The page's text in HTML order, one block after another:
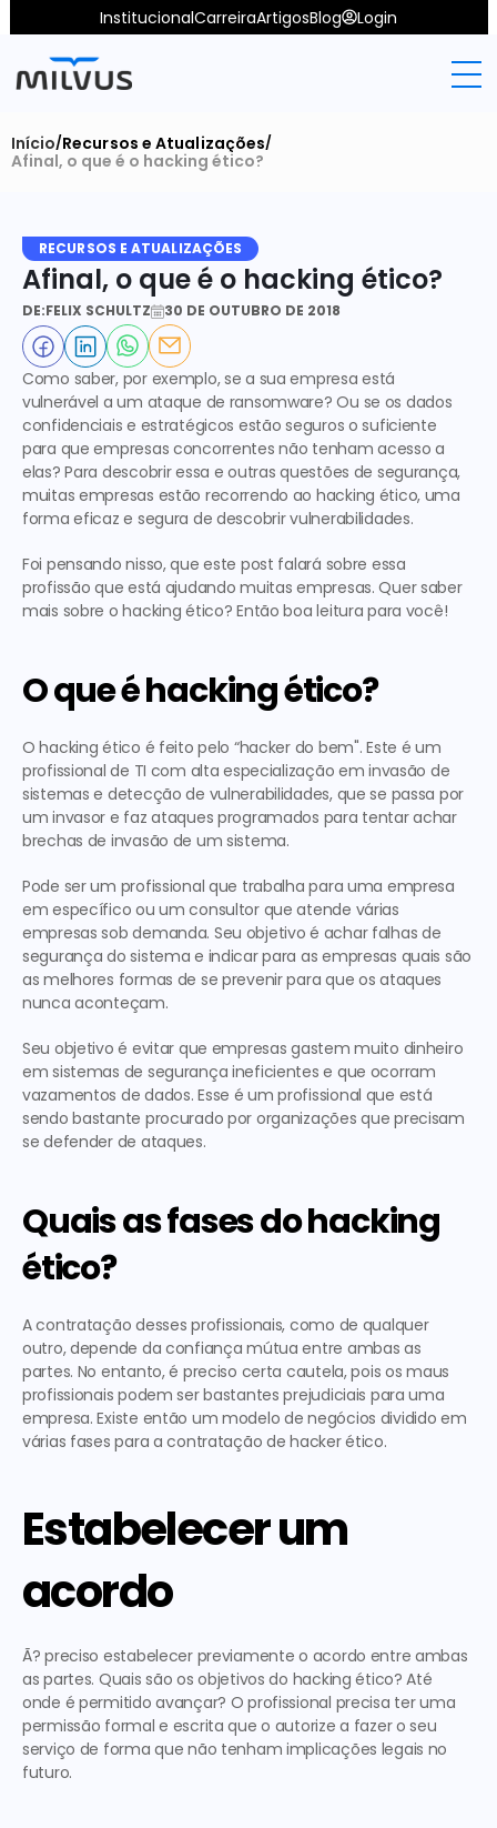
InstitucionalCarreiraArtigosBlog Login
Início/Recursos e Atualizações/
Afinal, o que é o hacking ético?
RECURSOS E ATUALIZAÇÕES
Afinal, o que é o hacking ético?
DE:FELIX SCHULTZ 30 DE OUTUBRO DE 2018
Como saber, por exemplo, se a sua empresa está
vulnerável a um ataque de ransomware? Ou se os dados
confidenciais e estratégicos estão seguros o suficiente
para que empresas concorrentes não tenham acesso a
elas? Para descobrir essa e outras questões de segurança,
muitas empresas estão recorrendo ao hacking ético, uma
forma eficaz e segura de descobrir vulnerabilidades.
Foi pensando nisso, que este post falará sobre essa
profissão que está ajudando muitas empresas. Quer saber
mais sobre o hacking ético? Então boa leitura para você!
O que é hacking ético?
O hacking ético é feito pelo “hacker do bem". Este é um
profissional de TI com alta especialização em invasão de
sistemas e detecção de vulnerabilidades, que se passa por
um invasor e faz ataques programados para tentar achar
brechas de invasão de um sistema.
Pode ser um profissional que trabalha para uma empresa
em específico ou um consultor que atende várias
empresas sob demanda. Seu objetivo é achar falhas de
segurança do sistema e indicar para as empresas quais são
as melhores formas de se prevenir para que os ataques
nunca aconteçam.
Seu objetivo é evitar que empresas gastem muito dinheiro
em sistemas de segurança ineficientes e que ocorram
vazamentos de dados. Esse é um profissional que está
sendo bastante procurado por organizações que precisam
se defender de ataques.
Quais as fases do hacking
ético?
A contratação desses profissionais, como de qualquer
outro, depende da confiança mútua entre ambas as
partes. No entanto, é preciso certa cautela, pois os maus
profissionais podem ser bastantes prejudiciais para uma
empresa. Existe então um modelo de negócios dividido em
várias fases para a contratação de hacker ético.
Estabelecer um
acordo
Ã? preciso estabelecer previamente o acordo entre ambas
as partes. Quais são os objetivos do hacking ético? Até
onde é permitido avançar? O profissional precisa ter uma
permissão formal e escrita que o autorize a fazer o seu
serviço de forma que não tenham implicações legais no
futuro.